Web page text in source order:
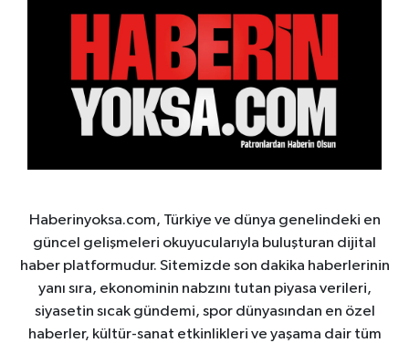
Haberinyoksa.com, Türkiye ve dünya genelindeki en
güncel gelişmeleri okuyucularıyla buluşturan dijital
haber platformudur. Sitemizde son dakika haberlerinin
yanı sıra, ekonominin nabzını tutan piyasa verileri,
siyasetin sıcak gündemi, spor dünyasından en özel
haberler, kültür-sanat etkinlikleri ve yaşama dair tüm